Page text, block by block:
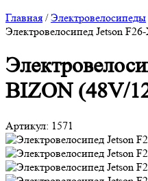
Главная /Электровелосипеды
Электровелосипед Jetson
BIZON (48V/
Артикул: 1571